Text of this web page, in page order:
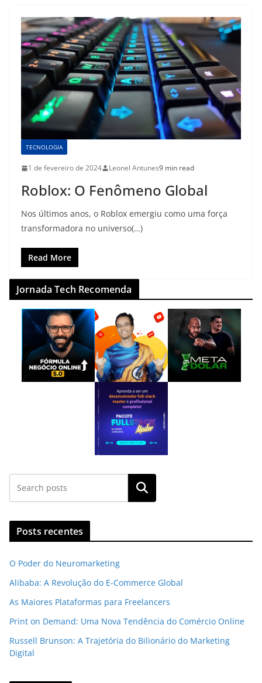
TECNOLOGIA
1 de fevereiro de 2024 Leonel Antunes9 min read
Roblox: O Fenômeno Global
Nos últimos anos, o Roblox emergiu como uma força
transformadora no universo(…)
Read More
Jornada Tech Recomenda
Pesquisar
Posts recentes
O Poder do Neuromarketing
Alibaba: A Revolução do E-Commerce Global
As Maiores Plataformas para Freelancers
Print on Demand: Uma Nova Tendência do Comércio Online
Russell Brunson: A Trajetória do Bilionário do Marketing
Digital